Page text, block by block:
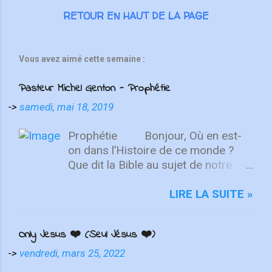
RETOUR EN HAUT DE LA PAGE
Vous avez aimé cette semaine :
Pasteur Michel Genton - Prophétie
-> samedi, mai 18, 2019
Prophétie Bonjour, Où en est-
on dans l’Histoire de ce monde ?
Que dit la Bible au sujet de notre
sujet à interprétation ? Ou est-ce
expliquent ce qui se passe en Israël
et aussi dans l’église. Ce n’est pas
LIRE LA SUITE »
Only Jesus ❤️ (Seul Jésus ❤️)
-> vendredi, mars 25, 2022